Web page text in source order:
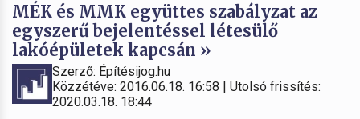
MÉK és MMK együttes szabályzat az
egyszerű bejelentéssel létesülő
lakóépületek kapcsán »
Szerző: Építésijog.hu
Közzétéve: 2016.06.18. 16:58 | Utolsó frissítés:
2020.03.18. 18:44